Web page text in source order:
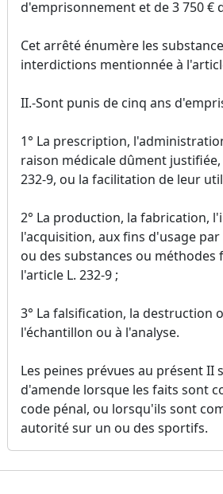
d'emprisonnement et de 3 750 €
Cet arrêté énumère les
interdictions mentionnée à
II.-Sont punis de cinq ans
1° La prescription,
raison médicale dûment
232-9, ou la facilitation de leur
2° La production, la fabrication,
l'acquisition, aux fins d'usage
ou des substances ou
l'article L. 232-9 ;
3° La falsification, la destruction
l'échantillon ou à l'analyse.
Les peines prévues au présent
d'amende lorsque les faits sont
code pénal, ou lorsqu'ils sont
autorité sur un ou des sportifs.